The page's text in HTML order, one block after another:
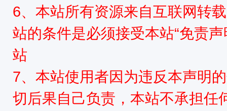
6、本站所有资源来自互联网转
站的条件是必须接受本站“免责
站
7、本站使用者因为违反本声明
切后果自己负责，本站不承担任